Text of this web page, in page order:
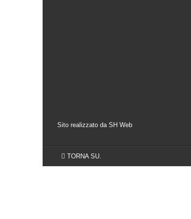
Sito realizzato da SH Web
TORNA SU.